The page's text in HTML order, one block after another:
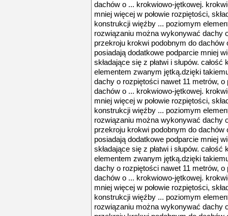
dachów o ... krokwiowo-jętkowej.
mniej więcej w połowie rozpiętości,
konstrukcji więźby ... poziomym
rozwiązaniu można wykonywać dachy
przekroju krokwi podobnym do
posiadają dodatkowe podparcie mniej
składające się z płatwi i słupów.
elementem zwanym jętką.dzięki
dachy o rozpiętości nawet 11 metrów,
dachów o ... krokwiowo-jętkowej.
mniej więcej w połowie rozpiętości,
konstrukcji więźby ... poziomym
rozwiązaniu można wykonywać dachy
przekroju krokwi podobnym do
posiadają dodatkowe podparcie mniej
składające się z płatwi i słupów.
elementem zwanym jętką.dzięki
dachy o rozpiętości nawet 11 metrów,
dachów o ... krokwiowo-jętkowej.
mniej więcej w połowie rozpiętości,
konstrukcji więźby ... poziomym
rozwiązaniu można wykonywać dachy